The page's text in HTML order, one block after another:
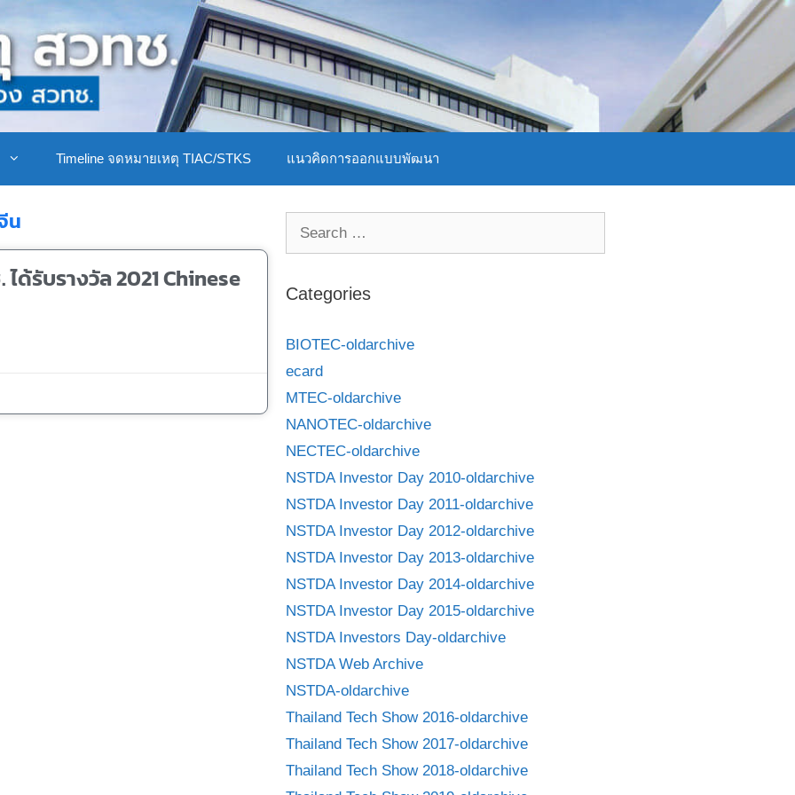
Timeline จดหมายเหตุ TIAC/STKS แนวคิดการออกแบบพัฒนา
น
ด้รับรางวัล 2021 Chinese Categories
BIOTEC-oldarchive
ecard
MTEC-oldarchive
NANOTEC-oldarchive
NECTEC-oldarchive
NSTDA Investor Day 2010-oldarchive
NSTDA Investor Day 2011-oldarchive
NSTDA Investor Day 2012-oldarchive
NSTDA Investor Day 2013-oldarchive
NSTDA Investor Day 2014-oldarchive
NSTDA Investor Day 2015-oldarchive
NSTDA Investors Day-oldarchive
NSTDA Web Archive
NSTDA-oldarchive
Thailand Tech Show 2016-oldarchive
Thailand Tech Show 2017-oldarchive
Thailand Tech Show 2018-oldarchive